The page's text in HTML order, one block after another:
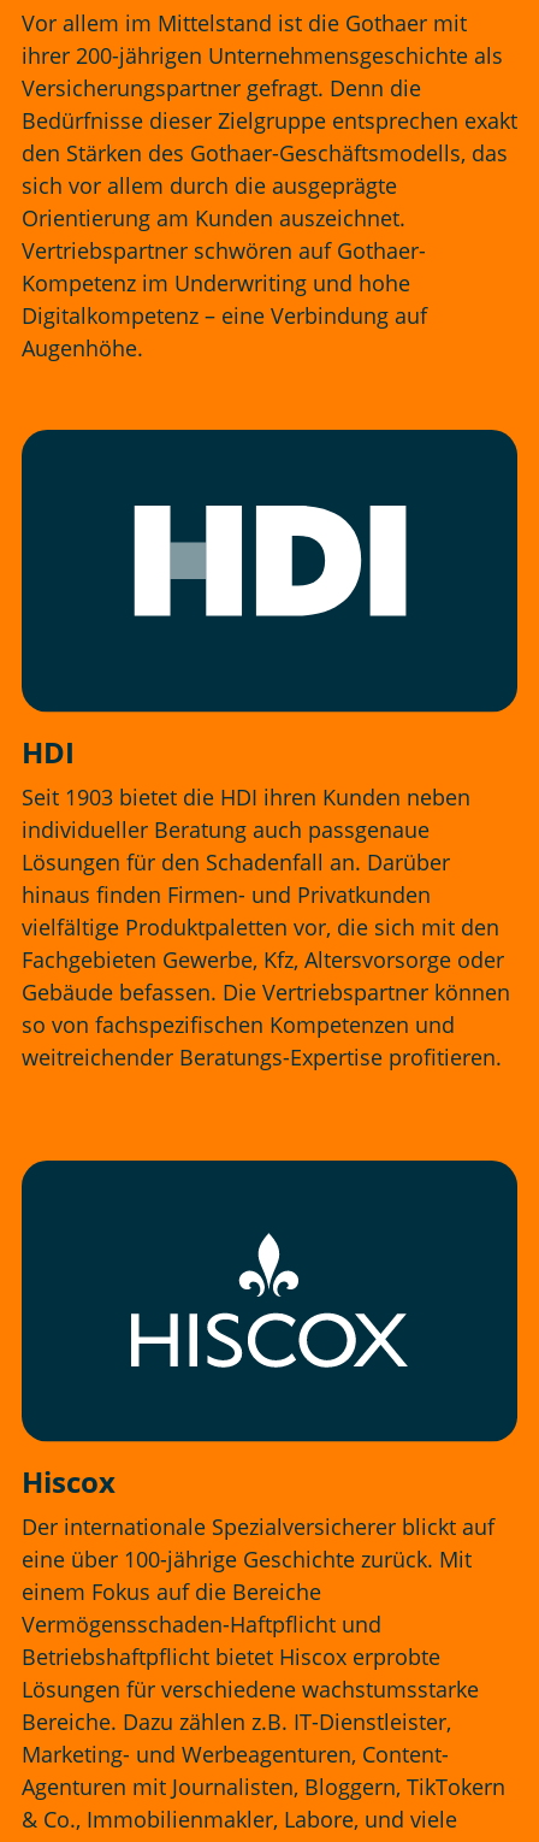
Vor allem im Mittelstand ist die Gothaer mit
ihrer 200-jährigen Unternehmensgeschichte als
Versicherungspartner gefragt. Denn die
Bedürfnisse dieser Zielgruppe entsprechen exakt
den Stärken des Gothaer-Geschäftsmodells, das
sich vor allem durch die ausgeprägte
Orientierung am Kunden auszeichnet.
Vertriebspartner schwören auf Gothaer-
Kompetenz im Underwriting und hohe
Digitalkompetenz – eine Verbindung auf
Augenhöhe.
HDI
Seit 1903 bietet die HDI ihren Kunden neben
individueller Beratung auch passgenaue
Lösungen für den Schadenfall an. Darüber
hinaus finden Firmen- und Privatkunden
vielfältige Produktpaletten vor, die sich mit den
Fachgebieten Gewerbe, Kfz, Altersvorsorge oder
Gebäude befassen. Die Vertriebspartner können
so von fachspezifischen Kompetenzen und
weitreichender Beratungs-Expertise profitieren.
Hiscox
Der internationale Spezialversicherer blickt auf
eine über 100-jährige Geschichte zurück. Mit
einem Fokus auf die Bereiche
Vermögensschaden-Haftpflicht und
Betriebshaftpflicht bietet Hiscox erprobte
Lösungen für verschiedene wachstumsstarke
Bereiche. Dazu zählen z.B. IT-Dienstleister,
Marketing- und Werbeagenturen, Content-
Agenturen mit Journalisten, Bloggern, TikTokern
& Co., Immobilienmakler, Labore, und viele